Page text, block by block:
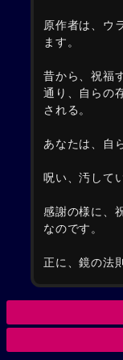
原作者は、ウ
ます。
昔から、祝福
通り、自らの
される。
あなたは、自
呪い、汚して
感謝の様に、
なのです。
正に、鏡の法